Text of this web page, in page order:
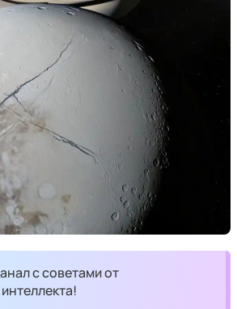
с советами от